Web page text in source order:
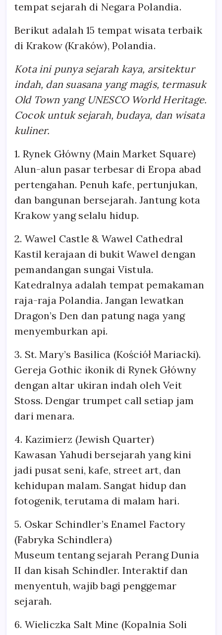
Polandia
tempat sejarah di Negara Polandia.
Berikut adalah 15 tempat wisata terbaik
di Krakow (Kraków), Polandia.
Kota ini punya sejarah kaya, arsitektur
indah, dan suasana yang magis, termasuk
Old Town yang UNESCO World Heritage.
Cocok untuk sejarah, budaya, dan wisata
kuliner.
1. Rynek Główny (Main Market Square)
Alun-alun pasar terbesar di Eropa abad
pertengahan. Penuh kafe, pertunjukan,
dan bangunan bersejarah. Jantung kota
Krakow yang selalu hidup.
2. Wawel Castle & Wawel Cathedral
Kastil kerajaan di bukit Wawel dengan
pemandangan sungai Vistula.
Katedralnya adalah tempat pemakaman
raja-raja Polandia. Jangan lewatkan
Dragon’s Den dan patung naga yang
menyemburkan api.
3. St. Mary’s Basilica (Kościół Mariacki).
Gereja Gothic ikonik di Rynek Główny
dengan altar ukiran indah oleh Veit
Stoss. Dengar trumpet call setiap jam
dari menara.
4. Kazimierz (Jewish Quarter)
Kawasan Yahudi bersejarah yang kini
jadi pusat seni, kafe, street art, dan
kehidupan malam. Sangat hidup dan
fotogenik, terutama di malam hari.
5. Oskar Schindler’s Enamel Factory
(Fabryka Schindlera)
Museum tentang sejarah Perang Dunia
II dan kisah Schindler. Interaktif dan
menyentuh, wajib bagi penggemar
sejarah.
6. Wieliczka Salt Mine (Kopalnia Soli